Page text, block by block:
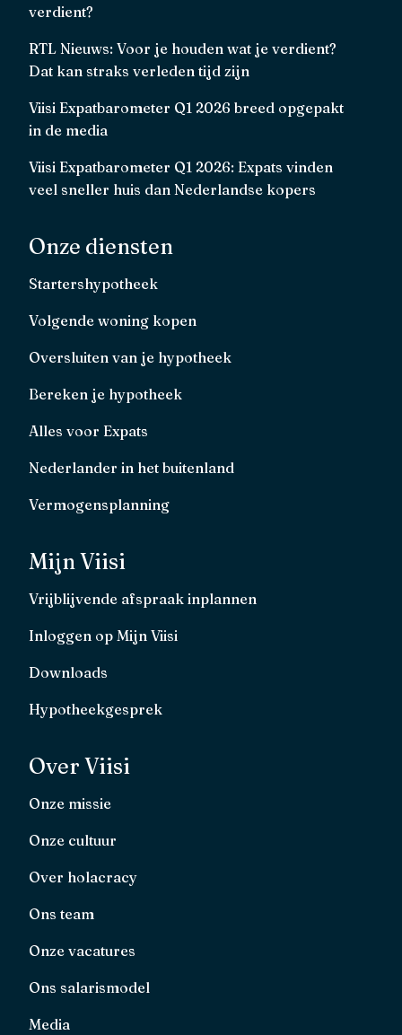
verdient?
RTL Nieuws: Voor je houden wat je verdient?
Dat kan straks verleden tijd zijn
Viisi Expatbarometer Q1 2026 breed opgepakt
in de media
Viisi Expatbarometer Q1 2026: Expats vinden
veel sneller huis dan Nederlandse kopers
Onze diensten
Startershypotheek
Volgende woning kopen
Oversluiten van je hypotheek
Bereken je hypotheek
Alles voor Expats
Nederlander in het buitenland
Vermogensplanning
Mijn Viisi
Vrijblijvende afspraak inplannen
Inloggen op Mijn Viisi
Downloads
Hypotheekgesprek
Over Viisi
Onze missie
Onze cultuur
Over holacracy
Ons team
Onze vacatures
Ons salarismodel
Media